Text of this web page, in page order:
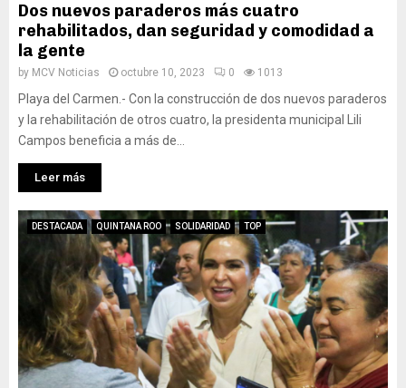
Dos nuevos paraderos más cuatro
rehabilitados, dan seguridad y comodidad a
la gente
by MCV Noticias octubre 10, 2023 0 1013
Playa del Carmen.- Con la construcción de dos nuevos paraderos
y la rehabilitación de otros cuatro, la presidenta municipal Lili
Campos beneficia a más de...
Leer más
DESTACADA QUINTANA ROO SOLIDARIDAD TOP